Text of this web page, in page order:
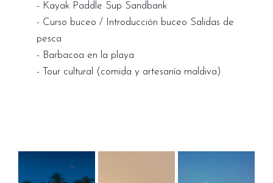
- Kayak Paddle Sup Sandbank
- Curso buceo / Introducción buceo Salidas de
pesca
- Barbacoa en la playa
- Tour cultural (comida y artesanía maldiva)